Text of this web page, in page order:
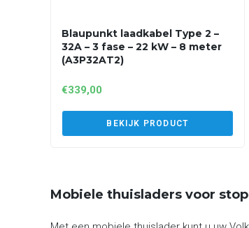
Blaupunkt laadkabel Type 2 –
32A – 3 fase – 22 kW – 8 meter
(A3P32AT2)
€339,00
BEKIJK PRODUCT
Mobiele thuisladers voor